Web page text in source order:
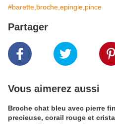
#barette,broche,epingle,pince
Partager
Vous aimerez aussi
Broche chat bleu avec pierre
precieuse, corail rouge et